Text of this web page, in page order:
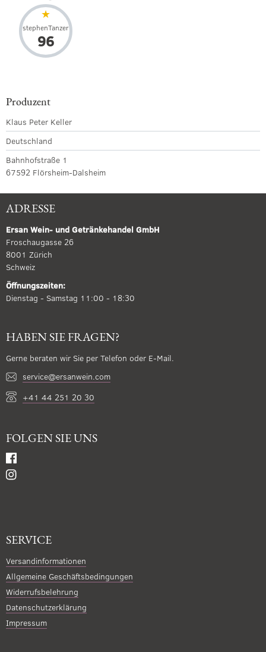
stephenTanzer
96
Produzent
Klaus Peter Keller
Deutschland
Bahnhofstraße 1
67592 Flörsheim-Dalsheim
ADRESSE
Ersan Wein- und Getränkehandel GmbH
Froschaugasse 26
8001 Zürich
Schweiz
Öffnungszeiten:
Dienstag - Samstag 11:00 - 18:30
HABEN SIE FRAGEN?
Gerne beraten wir Sie per Telefon oder E-Mail.
service@ersanwein.com
+41 44 251 20 30
FOLGEN SIE UNS
SERVICE
Versandinformationen
Allgemeine Geschäftsbedingungen
Widerrufsbelehrung
Datenschutzerklärung
Impressum